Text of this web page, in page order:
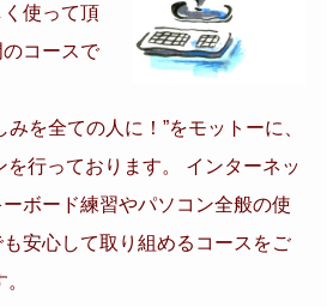
使って頂
コースで
を全ての人に！”をモットーに、
行っております。 インターネッ
ボード練習やパソコン全般の使
安心して取り組めるコースをご